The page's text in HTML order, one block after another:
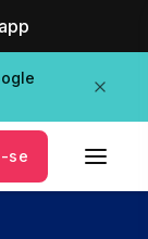
se